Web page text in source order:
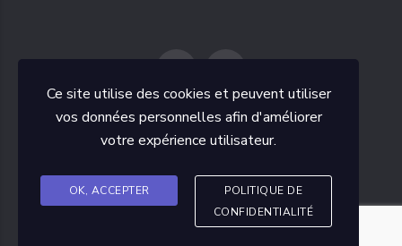
2026 - Copyright © TT ROMAGNAT.
Cliquez ici pour voir notre politique de confidentialité
Site web réalisé par
Alex POTIGNY
Ce site utilise des cookies et peuvent utiliser
vos données personnelles afin d'améliorer
votre expérience utilisateur.
OK, ACCEPTER
POLITIQUE DE
CONFIDENTIALITÉ